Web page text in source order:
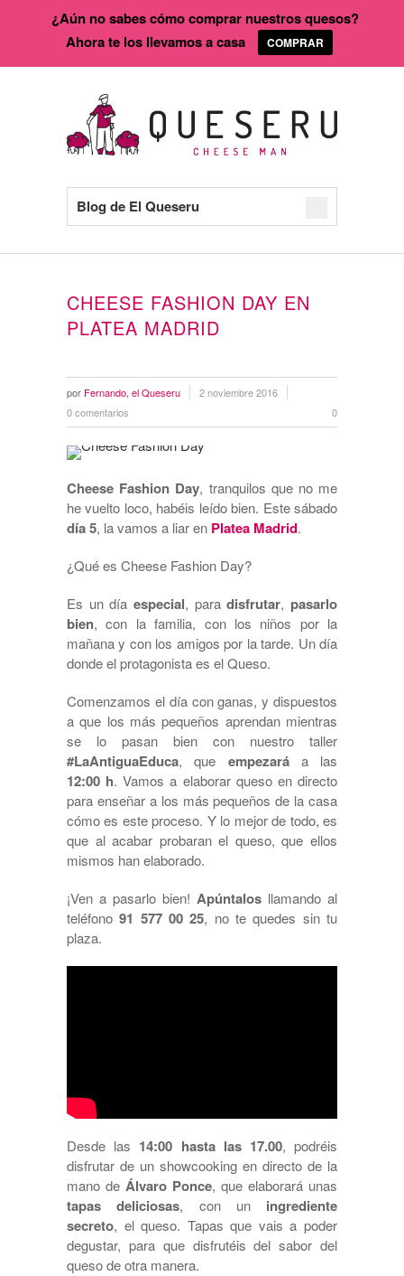
Blog de El Queseru
CHEESE FASHION DAY EN
PLATEA MADRID
por Fernando, el Queseru
2 noviembre 2016
0 comentarios
0
Cheese Fashion Day, tranquilos que no me
he vuelto loco, habéis leído bien. Este sábado
día 5, la vamos a liar en Platea Madrid.
¿Qué es Cheese Fashion Day?
Es un día especial, paradisfrutar, pasarlo
bien, con la familia, con los niños por la
mañana y con los amigos por la tarde. Un día
donde el protagonista es el Queso.
Comenzamos el día con ganas, y dispuestos
a que los más pequeños aprendan mientras
se lo pasan bien con nuestro taller
#LaAntiguaEduca, que empezaráa las
12:00 h. Vamos a elaborar queso en directo
para enseñar a los más pequeños de la casa
cómo es este proceso. Y lo mejor de todo, es
que al acabar probaran el queso, que ellos
mismos han elaborado.
¡Ven a pasarlo bien! Apúntalos llamando al
teléfono91 577 00 25, no te quedes sin tu
plaza.
Desde las 14:00 hasta las 17.00, podréis
disfrutar de un showcooking en directo de la
mano de Álvaro Ponce, que elaborará unas
tapas deliciosas, con uningrediente
secreto, el queso. Tapas que vais a poder
degustar, para que disfrutéis del sabor del
queso de otra manera.
¿Aún no sabes cómo comprar nuestros quesos?
Ahora te los llevamos a casa
COMPRAR